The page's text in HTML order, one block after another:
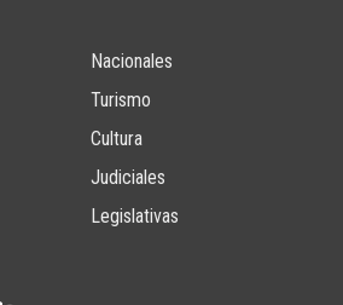
Nacionales
Turismo
Cultura
Judiciales
Legislativas